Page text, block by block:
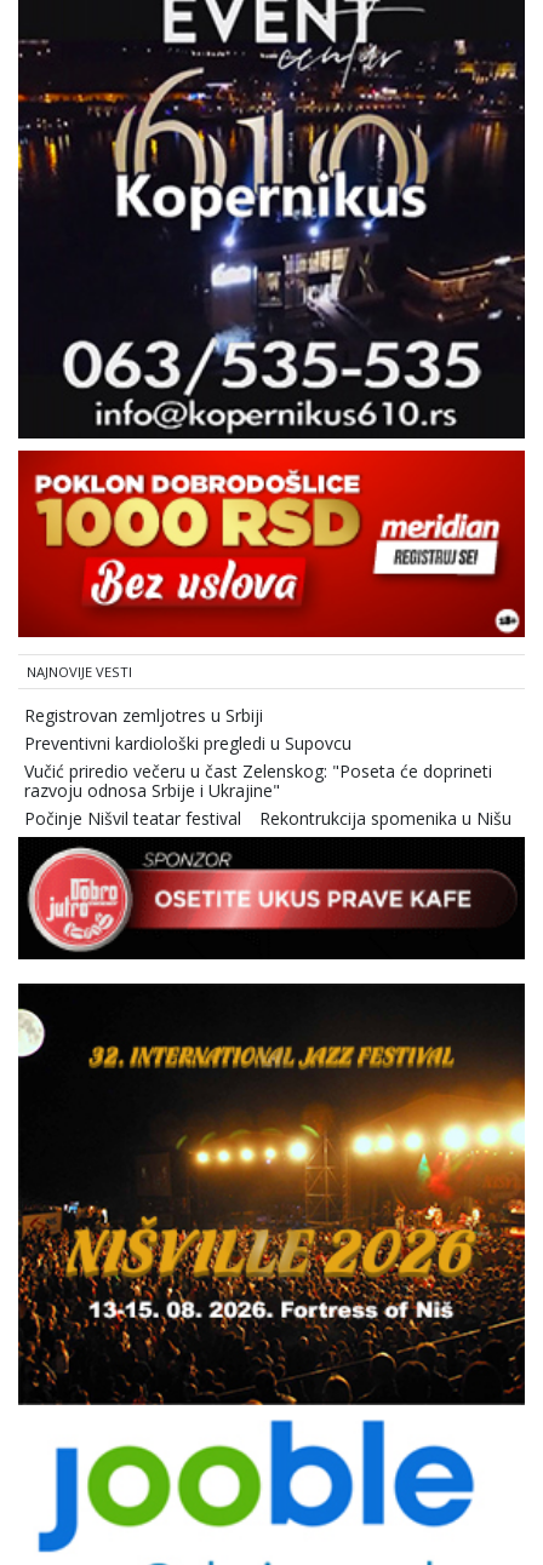
NAJNOVIJE VESTI
Registrovan zemljotres u Srbiji
Preventivni kardiološki pregledi u Supovcu
Vučić priredio večeru u čast Zelenskog: "Poseta će doprineti
razvoju odnosa Srbije i Ukrajine"
Počinje Nišvil teatar festival
Rekontrukcija spomenika u Nišu